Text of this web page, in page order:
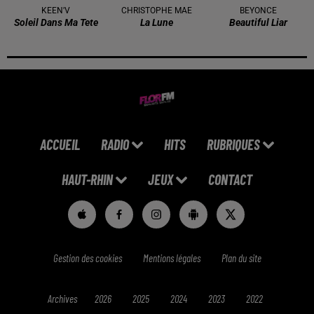
KEEN'V
Soleil Dans Ma Tete
CHRISTOPHE MAE
La Lune
BEYONCE
Beautiful Liar
ACCUEIL RADIO HITS RUBRIQUES
HAUT-RHIN JEUX CONTACT
Gestion des cookies Mentions légales Plan du site
Archives 2026 2025 2024 2023 2022